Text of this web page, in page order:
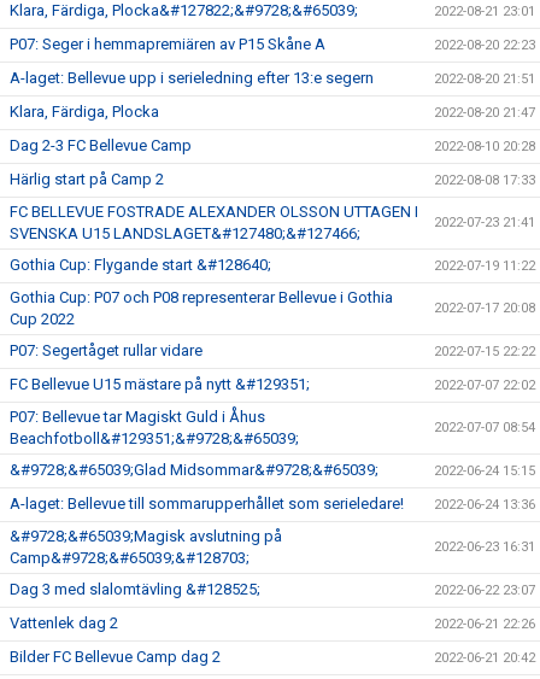
Klara, Färdiga, Plocka&#127822;&#9728;&#65039; 2022-08-21 23:01
P07: Seger i hemmapremiären av P15 Skåne A 2022-08-20 22:23
A-laget: Bellevue upp i serieledning efter 13:e segern 2022-08-20 21:51
Klara, Färdiga, Plocka 2022-08-20 21:47
Dag 2-3 FC Bellevue Camp 2022-08-10 20:28
Härlig start på Camp 2 2022-08-08 17:33
FC BELLEVUE FOSTRADE ALEXANDER OLSSON UTTAGEN I
SVENSKA U15 LANDSLAGET&#127480;&#127466;
2022-07-23 21:41
Gothia Cup: Flygande start &#128640; 2022-07-19 11:22
Gothia Cup: P07 och P08 representerar Bellevue i Gothia
Cup 2022
2022-07-17 20:08
P07: Segertåget rullar vidare 2022-07-15 22:22
FC Bellevue U15 mästare på nytt &#129351; 2022-07-07 22:02
P07: Bellevue tar Magiskt Guld i Åhus
Beachfotboll&#129351;&#9728;&#65039;
2022-07-07 08:54
&#9728;&#65039;Glad Midsommar&#9728;&#65039; 2022-06-24 15:15
A-laget: Bellevue till sommarupperhållet som serieledare! 2022-06-24 13:36
&#9728;&#65039;Magisk avslutning på
Camp&#9728;&#65039;&#128703;
2022-06-23 16:31
Dag 3 med slalomtävling &#128525; 2022-06-22 23:07
Vattenlek dag 2 2022-06-21 22:26
Bilder FC Bellevue Camp dag 2 2022-06-21 20:42